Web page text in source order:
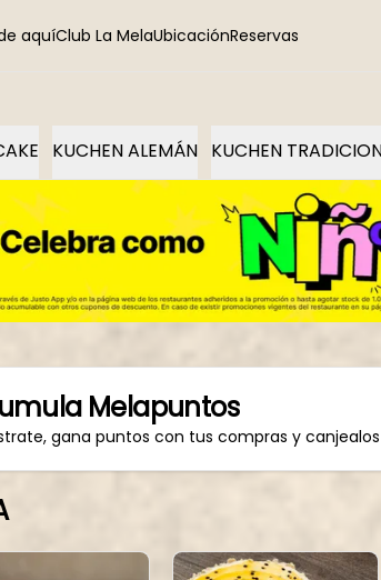
aquíClub La MelaUbicaciónReservas
KUCHEN ALEMÁN KUCHEN
Melapuntos
gana puntos con tus compras y